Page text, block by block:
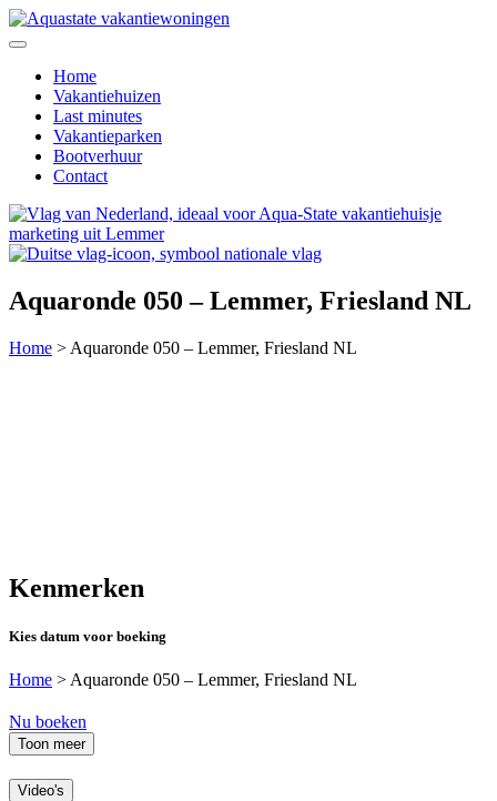
Home
Vakantiehuizen
Last minutes
Vakantieparken
Bootverhuur
Contact
Aquaronde 050 – Lemmer, Friesland NL
Home > Aquaronde 050 – Lemmer, Friesland NL
Kenmerken
Kies datum voor boeking
Home > Aquaronde 050 – Lemmer, Friesland NL
Nu boeken
Toon meer
Video's